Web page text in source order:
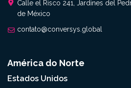
Calle el Risco 241, Jardines del
de México
contato@conversys.global
América do Norte
Estados Unidos